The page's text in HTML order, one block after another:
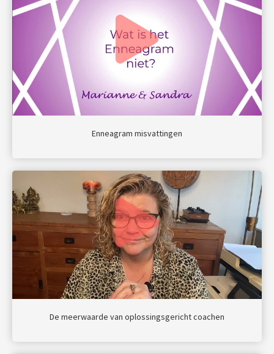
Enneagram misvattingen
De meerwaarde van oplossingsgericht coachen